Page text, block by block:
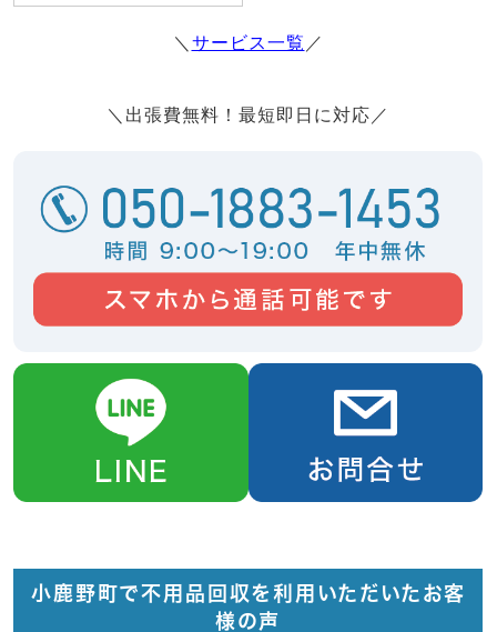
＼ サービス一覧 ／
＼出張費無料！最短即日に対応／
小鹿野町で不用品回収を利用いただいたお客
様の声